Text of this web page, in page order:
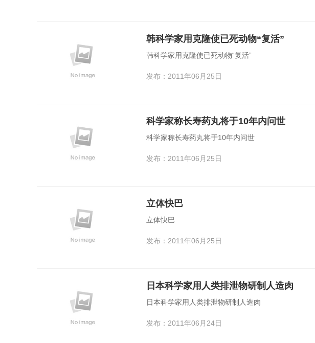
韩科学家用克隆使已死动物“复活”
韩科学家用克隆使已死动物“复活”
发布：2011年06月25日
科学家称长寿药丸将于10年内问世
科学家称长寿药丸将于10年内问世
发布：2011年06月25日
立体快巴
立体快巴
发布：2011年06月25日
日本科学家用人类排泄物研制人造肉
日本科学家用人类排泄物研制人造肉
发布：2011年06月24日